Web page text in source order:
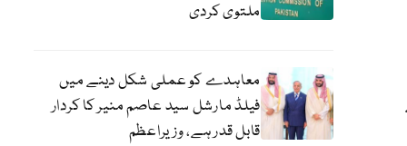
ملتوی کردی
معاہدے کو عملی شکل دینے میں
فیلڈ مارشل سید عاصم منیر کا کردار
قابل قدر ہے، وزیراعظم